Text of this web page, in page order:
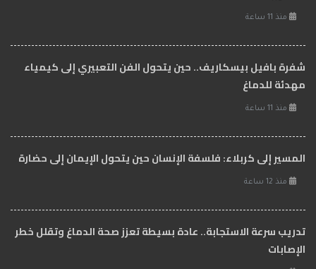
منذ 11 ساعة
شفرة بافيل بيسكاريف.. حين يتحول الفن التعبيري إلى كيمياء
مهدئة للدماغ
منذ 11 ساعة
المسير إلى كربلاء: فلسفة الإنسان حين يتحول الإيمان إلى حضارة
منذ 12 ساعة
تدريب سرعة الاستجابة.. عادة بسيطة تعزز صحة الدماغ وتقلل خطر
الإصابات